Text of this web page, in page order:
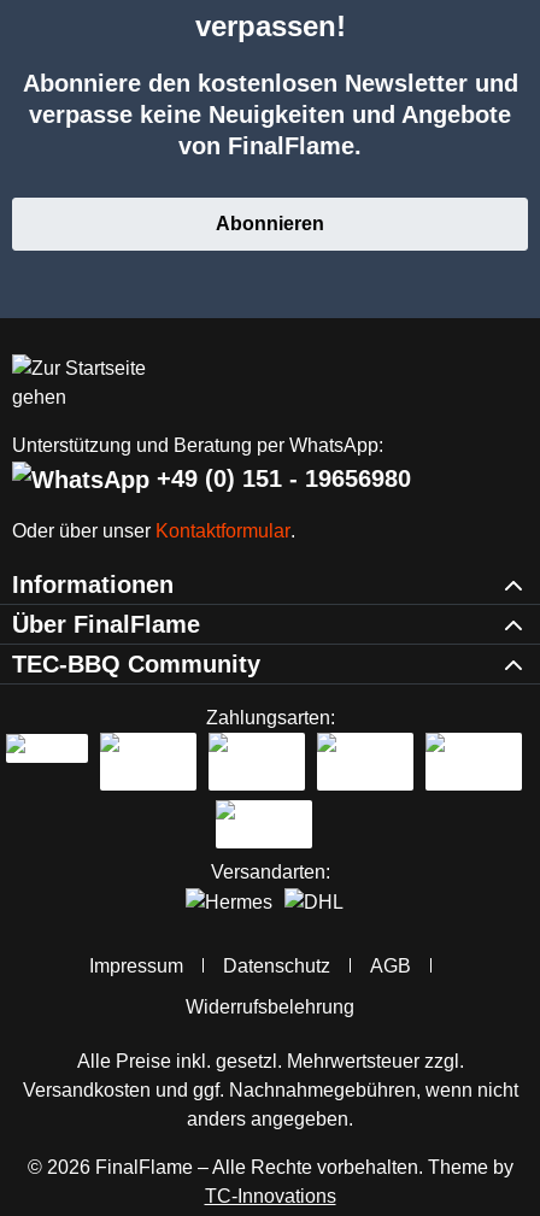
verpassen!
Abonniere den kostenlosen Newsletter und
verpasse keine Neuigkeiten und Angebote
von FinalFlame.
Abonnieren
Unterstützung und Beratung per WhatsApp:
+49 (0) 151 - 19656980
Oder über unser Kontaktformular.
Informationen
Über FinalFlame
TEC-BBQ Community
Zahlungsarten:
Versandarten:
Impressum Datenschutz
AGB
Widerrufsbelehrung
Alle Preise inkl. gesetzl. Mehrwertsteuer zzgl.
Versandkosten und ggf. Nachnahmegebühren, wenn nicht
anders angegeben.
© 2026 FinalFlame – Alle Rechte vorbehalten. Theme by
TC-Innovations